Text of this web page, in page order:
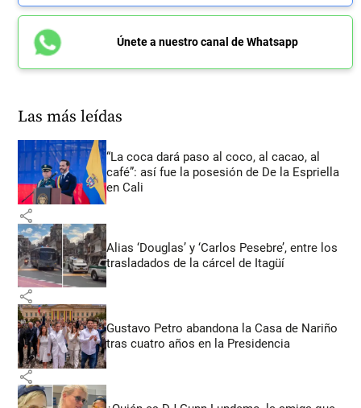
Únete a nuestro canal de Whatsapp
Las más leídas
“La coca dará paso al coco, al cacao, al
café”: así fue la posesión de De la Espriella
en Cali
share
Alias ‘Douglas’ y ‘Carlos Pesebre’, entre los
trasladados de la cárcel de Itagüí
share
Gustavo Petro abandona la Casa de Nariño
tras cuatro años en la Presidencia
share